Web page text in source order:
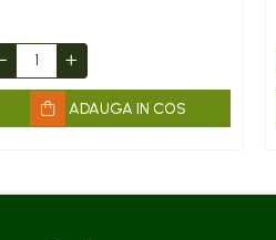
ADAUGA IN COS